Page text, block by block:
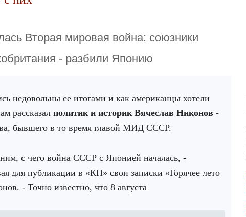
Вторая мировая война: союзники
- разбили Японию
недовольны ее итогами и как американцы хотели
рассказал политик и историк Вячеслав Никонов -
бывшего в то время главой МИД СССР.
с чего война СССР с Японией началась, -
для публикации в «КП» свои записки «Горячее лето
- Точно известно, что 8 августа